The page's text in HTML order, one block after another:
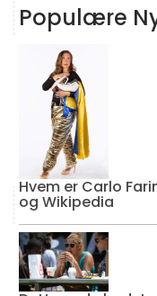
Populære
Hvem er Carlo
og Wikipedia